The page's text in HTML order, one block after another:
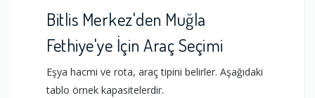
Bitlis Merkez'den Muğla
Fethiye'ye İçin Araç Seçimi
Eşya hacmi ve rota, araç tipini belirler. Aşağıdaki
tablo örnek kapasitelerdir.